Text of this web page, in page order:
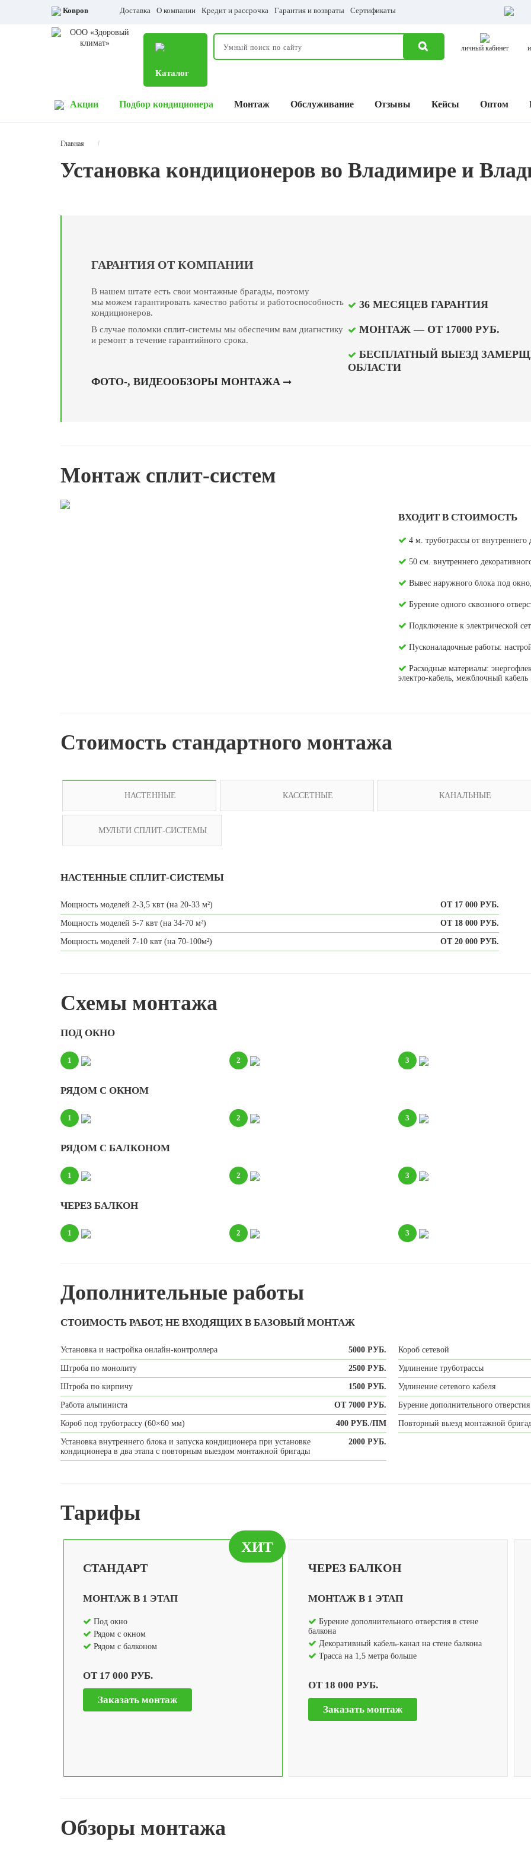
Ковров Доставка О компании Кредит и рассрочка Гарантия и возвраты Сертификаты
Каталог
личный кабинет
Акции Подбор кондиционера Монтаж Обслуживание Отзывы Кейсы Оптом
Главная
Установка кондиционеров во Владимире и
ГАРАНТИЯ ОТ КОМПАНИИ
В нашем штате есть свои монтажные брагады, поэтому
мы можем гарантировать качество работы и работоспособность
кондиционеров.
В случае поломки сплит-системы мы обеспечим вам диагнстику
и ремонт в течение гарантийного срока.
ФОТО-, ВИДЕООБЗОРЫ МОНТАЖА
36 МЕСЯЦЕВ ГАРАНТИЯ
МОНТАЖ — ОТ 17000 РУБ.
БЕСПЛАТНЫЙ ВЫЕЗД
ОБЛАСТИ
Монтаж сплит-систем
ВХОДИТ В СТОИМОСТЬ
4 м. труботрассы от
50 см. внутреннего
Вывес наружного блока под
Бурение одного сквозного
Подключение к электрической
Пусконаладочные работы:
Расходные материалы:
электро-кабель, межблочный кабель
Стоимость стандартного монтажа
НАСТЕННЫЕ КАССЕТНЫЕ КАНАЛЬНЫЕ
МУЛЬТИ СПЛИТ-СИСТЕМЫ
НАСТЕННЫЕ СПЛИТ-СИСТЕМЫ
ОТ 17 000 РУБ.
Мощность моделей 2-3,5 квт (на 20-33 м²)
ОТ 18 000 РУБ.
Мощность моделей 5-7 квт (на 34-70 м²)
ОТ 20 000 РУБ.
Мощность моделей 7-10 квт (на 70-100м²)
Схемы монтажа
ПОД ОКНО
1 2 3
РЯДОМ С ОКНОМ
1 2 3
РЯДОМ С БАЛКОНОМ
1 2 3
ЧЕРЕЗ БАЛКОН
1 2 3
Дополнительные работы
СТОИМОСТЬ РАБОТ, НЕ ВХОДЯЩИХ В БАЗОВЫЙ МОНТАЖ
5000 РУБ.
Установка и настройка онлайн-контроллера
2500 РУБ.
Штроба по монолиту
1500 РУБ.
Штроба по кирпичу
ОТ 7000 РУБ.
Работа альпиниста
400 РУБ./ПМ
Короб под труботрассу (60×60 мм)
2000 РУБ.
Установка внутреннего блока и запуска кондиционера при установке
кондиционера в два этапа с повторным выездом монтажной бригады
Короб сетевой
Удлинение труботрассы
Удлинение сетевого кабеля
Бурение дополнительного отверстия
Повторный выезд монтажной
Тарифы
ХИТ
CТАНДАРТ
МОНТАЖ В 1 ЭТАП
Под окно
Рядом с окном
Рядом с балконом
ОТ 17 000 РУБ.
Заказать монтаж
ЧЕРЕЗ БАЛКОН
МОНТАЖ В 1 ЭТАП
Бурение дополнительного отверстия в стене
балкона
Декоративный кабель-канал на стене балкона
Трасса на 1,5 метра больше
ОТ 18 000 РУБ.
Заказать монтаж
Обзоры монтажа